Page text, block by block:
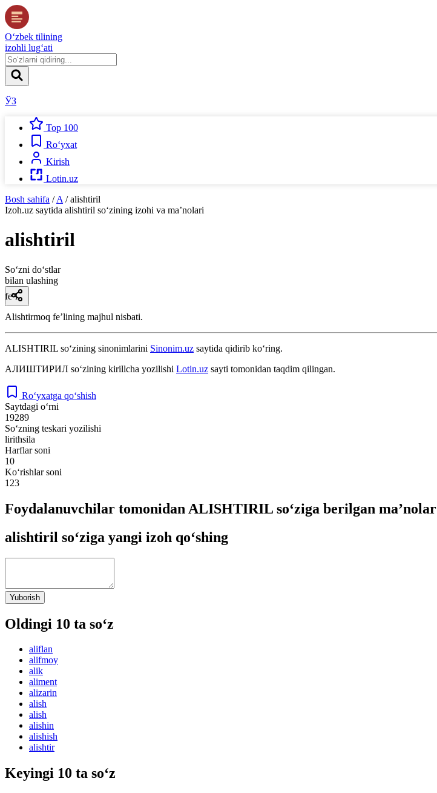
O‘zbek tilining
izohli lug‘ati
ЎЗ
Top 100
Ro‘yxat
Kirish
Lotin.uz
Bosh sahifa / A / alishtiril
Izoh.uz saytida alishtiril so‘zining izohi va ma’nolari
alishtiril
So‘zni do‘stlar
bilan ulashing
fe’l
Alishtirmoq feʼlining majhul nisbati.
ALISHTIRIL so‘zining sinonimlarini Sinonim.uz saytida qidirib ko‘ring.
АЛИШТИРИЛ so‘zining kirillcha yozilishi Lotin.uz sayti tomonidan taqdim qilingan.
Ro‘yxatga qo‘shish
Saytdagi o‘rni
19289
So‘zning teskari yozilishi
lirithsila
Harflar soni
10
Ko‘rishlar soni
123
Foydalanuvchilar tomonidan ALISHTIRIL so‘ziga berilgan ma’nolar
alishtiril so‘ziga yangi izoh qo‘shing
Yuborish
Oldingi 10 ta so‘z
aliflan
alifmoy
alik
aliment
alizarin
alish
alish
alishin
alishish
alishtir
Keyingi 10 ta so‘z